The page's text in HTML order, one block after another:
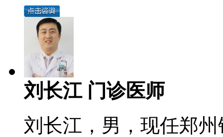
刘长江 门诊医师
刘长江，男，现任郑